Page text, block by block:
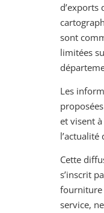
d’exports
sont
limitées
Les
et visent
l’actualité
Cette
s’inscrit
fourniture
service,